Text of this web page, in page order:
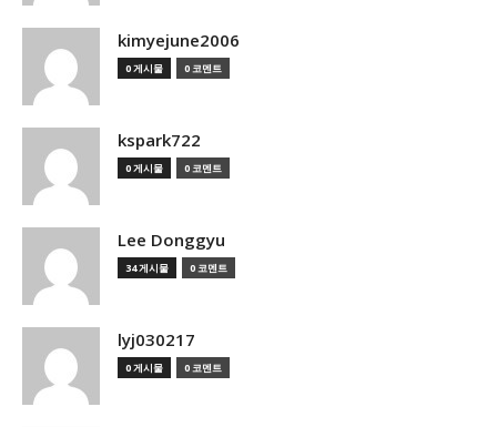
kimyejune2006
0 게시물 0 코멘트
kspark722
0 게시물 0 코멘트
Lee Donggyu
34 게시물 0 코멘트
lyj030217
0 게시물 0 코멘트